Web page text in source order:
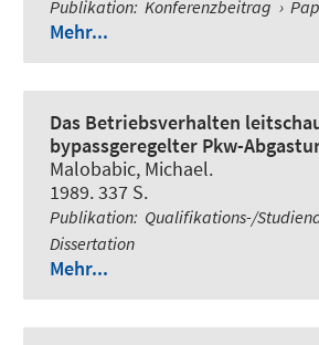
Publikation: Konferenzbeitrag ›
Mehr...
Das Betriebsverhalten
bypassgeregelter Pkw-
Malobabic, Michael.
1989. 337 S.
Publikation: Qualifikations-/
Dissertation
Mehr...